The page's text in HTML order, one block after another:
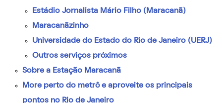
Estádio Jornalista Mário Filho (Maracanã)
Maracanãzinho
Universidade do Estado do Rio de Janeiro (UERJ)
Outros serviços próximos
Sobre a Estação Maracanã
More perto do metrô e aproveite os principais
pontos no Rio de Janeiro